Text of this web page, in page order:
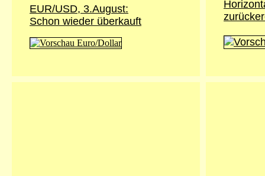
EUR/USD, 3.August:
Schon wieder überkauft